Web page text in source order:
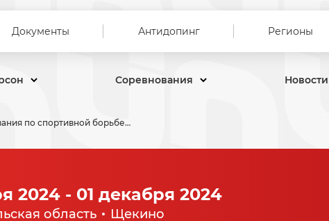
Документы Антидопинг Регионы
Соревнования Новости
Всероссийские соревнования по спортивной борьбе (дисциплина вольная борьба) среди юношей до 16 лет памяти Кавалера Ордена Мужества А. Кунина
2024 - 01 декабря 2024
область Щекино